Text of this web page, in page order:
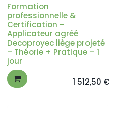
Formation
professionnelle &
Certification –
Applicateur agréé
Decoproyec liège projeté
– Théorie + Pratique – 1
jour
1 512,50 €